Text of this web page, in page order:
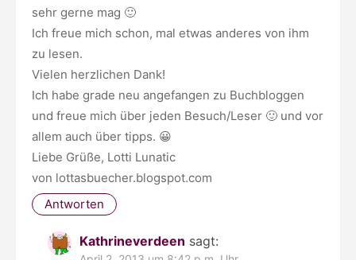
sehr gerne mag 🙂
Ich freue mich schon, mal etwas anderes von ihm
zu lesen.
Vielen herzlichen Dank!
Ich habe grade neu angefangen zu Buchbloggen
und freue mich über jeden Besuch/Leser 🙂 und vor
allem auch über tipps. 😀
Liebe Grüße, Lotti Lunatic
von lottasbuecher.blogspot.com
Antworten
Kathrineverdeen sagt: